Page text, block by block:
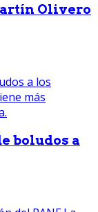
Olivero
boludos a